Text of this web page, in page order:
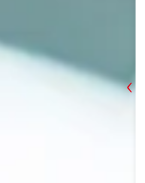
‹
芝5丁目26-24田町スクエア 3F
万円
ンサイト」のテレ×デジ広告のデー
器にコンサルタントや代理店といっ